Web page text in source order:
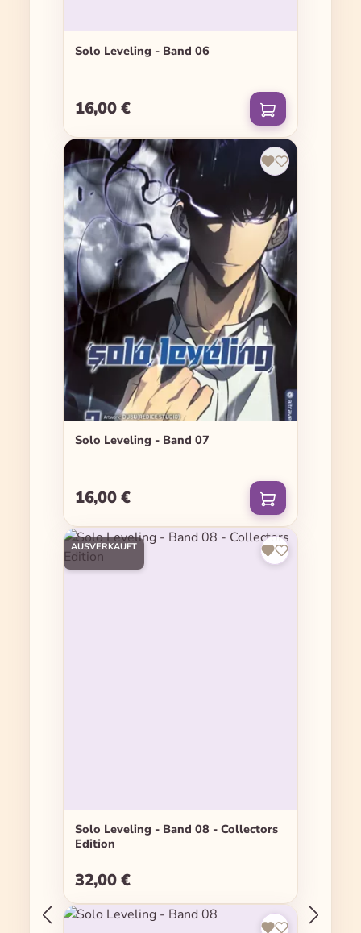
Solo Leveling - Band 06
Regulärer Preis:
16,00 €
Solo Leveling - Band 07
Regulärer Preis:
16,00 €
AUSVERKAUFT
Solo Leveling - Band 08 - Collectors
Edition
Regulärer Preis:
32,00 €